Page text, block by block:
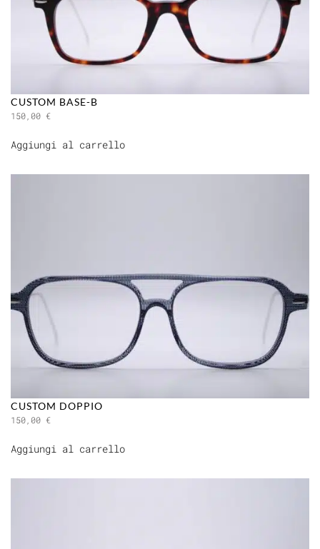
CUSTOM BASE-B
150,00 €
Aggiungi al carrello
CUSTOM DOPPIO
150,00 €
Aggiungi al carrello